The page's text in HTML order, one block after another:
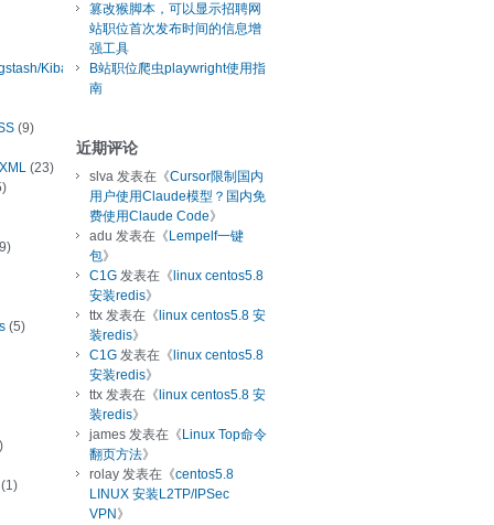
Kibana
(9)
(23)
(5)
篡改猴脚本，可以显示招聘网
站职位首次发布时间的信息增
强工具
B站职位爬虫playwright使用指
南
近期评论
slva 发表在《Cursor限制国内
用户使用Claude模型？国内免
费使用Claude Code》
adu 发表在《 Lempelf一键
包》
C1G 发表在《 linux centos5.8
安装redis》
ttx 发表在《 linux centos5.8 安
装redis》
C1G 发表在《 linux centos5.8
安装redis》
ttx 发表在《 linux centos5.8 安
装redis》
james 发表在《 Linux Top命令
翻页方法》
rolay 发表在《centos5.8
LINUX 安装L2TP/IPSec
VPN 》